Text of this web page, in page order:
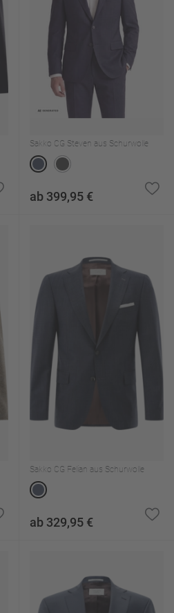
Sakko CG Steven aus Schurwolle
ab 399,95 €
Sakko CG Felian aus Schurwolle
ab 329,95 €